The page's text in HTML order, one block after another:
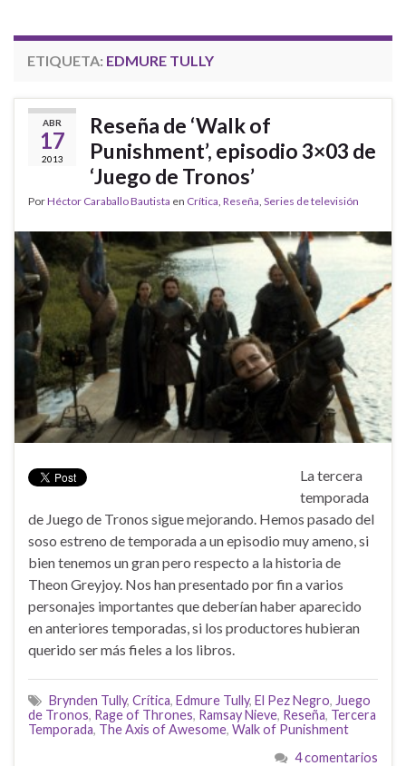
ETIQUETA: EDMURE TULLY
ABR
17
2013
Reseña de ‘Walk of
Punishment’, episodio 3×03 de
‘Juego de Tronos’
PorHéctor Caraballo Bautista en Crítica Reseña Series de televisión
La tercera
temporada
de Juego de Tronos sigue mejorando. Hemos pasado del
soso estreno de temporada a un episodio muy ameno, si
bien tenemos un gran pero respecto a la historia de
Theon Greyjoy. Nos han presentado por fin a varios
personajes importantes que deberían haber aparecido
en anteriores temporadas, si los productores hubieran
querido ser más fieles a los libros.
Brynden Tully, Crítica, Edmure Tully, El Pez Negro, Juego
de Tronos, Rage of Thrones, Ramsay Nieve, Reseña, Tercera
Temporada, The Axis of Awesome, Walk of Punishment
4 comentarios